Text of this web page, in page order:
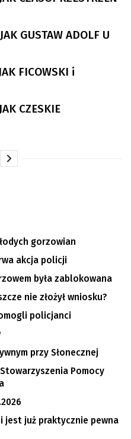
GUSTAW ADOLF U
FICOWSKI i
CZESKIE
gorzowian
akcja policji
była zablokowana
nie złożył wniosku?
policjanci
przy Słonecznej
Pomocy
jest już praktycznie pewna